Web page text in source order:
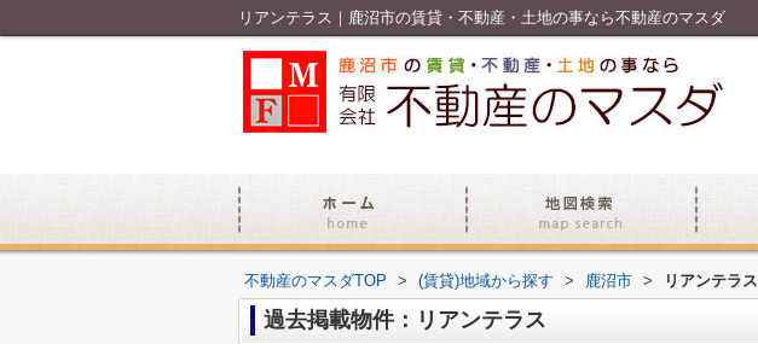
リアンテラス｜鹿沼市の賃貸・不動産・土地の事なら不動産のマスダ
不動産のマスダTOP > (賃貸)地域から探す > 鹿沼市 > リアンテラス
過去掲載物件：リアンテラス